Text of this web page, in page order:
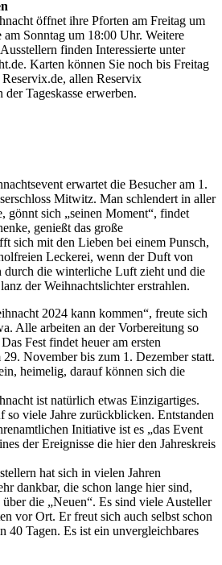
öffnet ihre Pforten am Freitag um
Sonntag um 18:00 Uhr. Weitere
finden Interessierte unter
Karten können Sie noch bis Freitag
allen Reservix
Tageskasse erwerben.
erwartet die Besucher am 1.
Mitwitz. Man schlendert in aller
gönnt sich „seinen Moment“, findet
genießt das große
sich mit den Lieben bei einem Punsch,
Leckerei, wenn der Duft von
die winterliche Luft zieht und die
der Weihnachtslichter erstrahlen.
2024 kann kommen“, freute sich
Alle arbeiten an der Vorbereitung so
Fest findet heuer am ersten
November bis zum 1. Dezember statt.
heimelig, darauf können sich die
ist natürlich etwas Einzigartiges.
so viele Jahre zurückblicken. Entstanden
Initiative ist es „das Event
der Ereignisse die hier den Jahreskreis
hat sich in vielen Jahren
dankbar, die schon lange hier sind,
die „Neuen“. Es sind viele Austeller
vor Ort. Er freut sich auch selbst schon
40 Tagen. Es ist ein unvergleichbares